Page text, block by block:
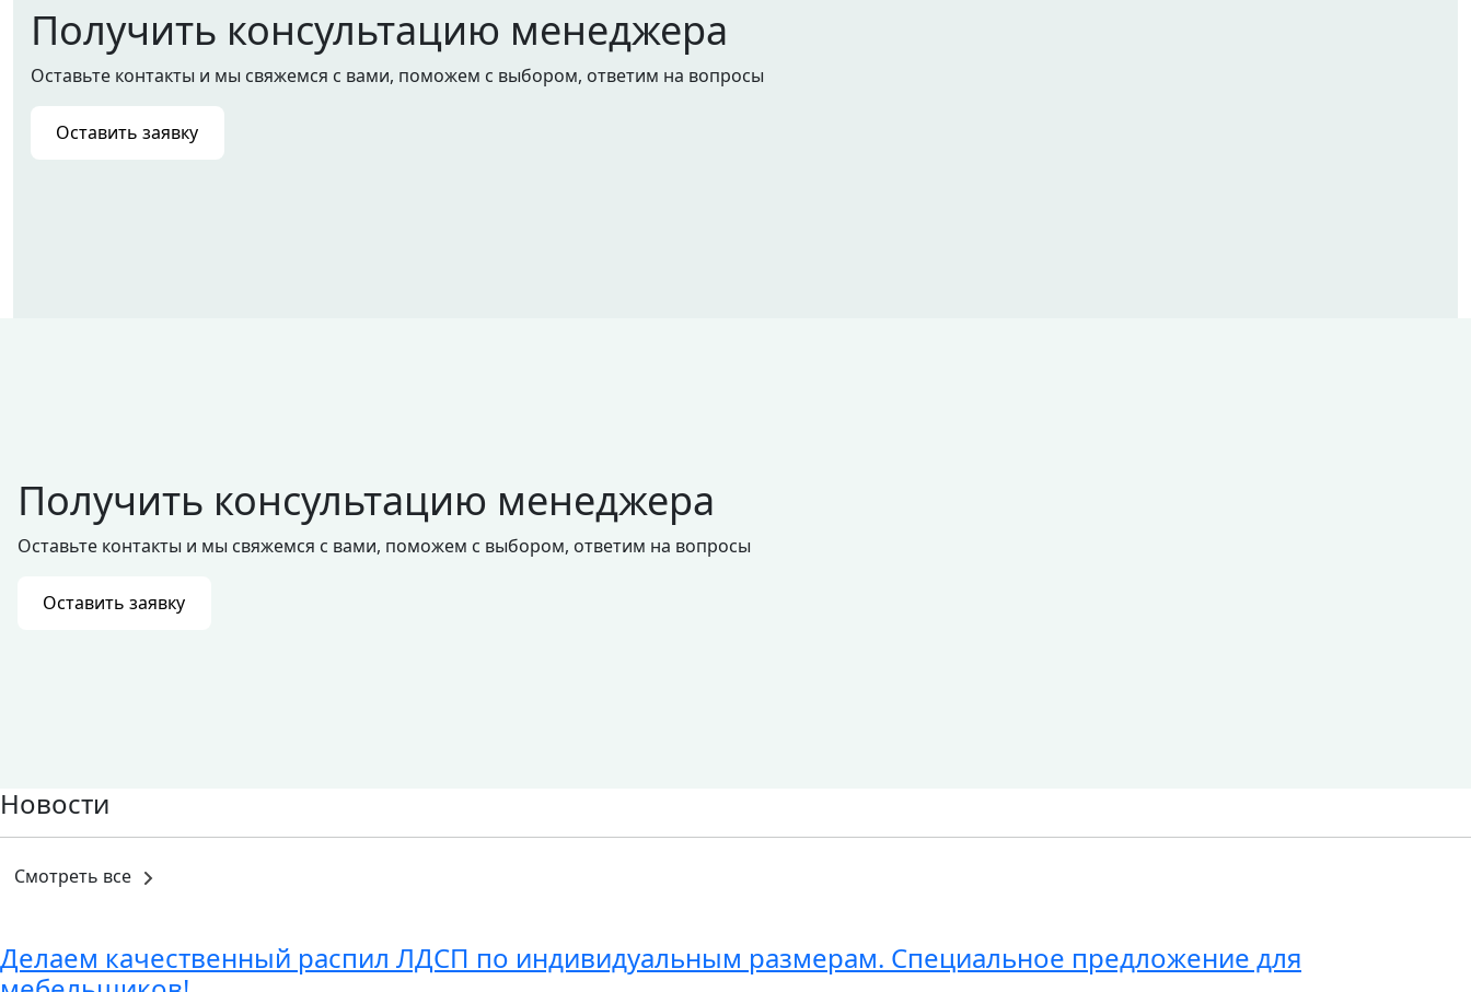
Получить консультацию менеджера
Оставьте контакты и мы свяжемся с вами, поможем с выбором, ответим на вопросы
Оставить заявку
Получить консультацию менеджера
Оставьте контакты и мы свяжемся с вами, поможем с выбором, ответим на вопросы
Оставить заявку
Новости
Смотреть все
Делаем качественный распил ЛДСП по индивидуальным размерам. Специальное предложение для